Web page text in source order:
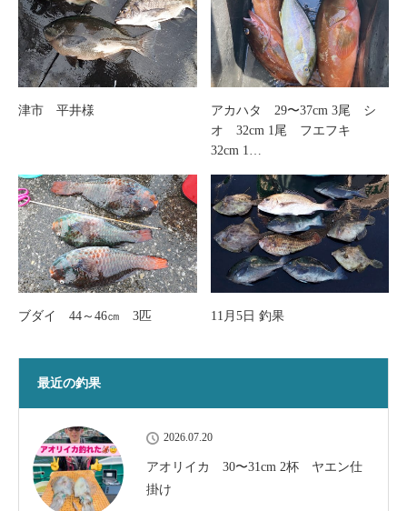
津市 平井様
アカハタ 29〜37cm 3尾 シ
オ 32cm 1尾 フエフキ
32cm 1…
ブダイ 44～46㎝ 3匹 11月5日 釣果
最近の釣果
2026.07.20
アオリイカ 30〜31cm 2杯 ヤエン仕
掛け